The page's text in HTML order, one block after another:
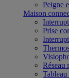
Peigne
Maison
Prise
Réseau
Tableau